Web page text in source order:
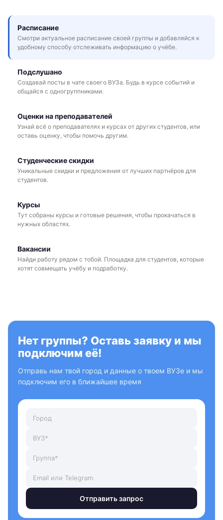
Расписание
Смотри актуальное расписание своей группы и добавляйся к
удобному способу отслеживать информацию о учёбе.
Подслушано
Создавай посты в чате своего ВУЗа. Будь в курсе событий и
общайся с одногруппниками.
Оценки на преподавателей
Узнай всё о преподавателях и курсах от других студентов, или
оставь оценку, чтобы помочь другим.
Студенческие скидки
Уникальные скидки и предложения от лучших партнёров для
студентов.
Курсы
Тут собраны курсы и готовые решения, чтобы прокачаться в
нужных областях.
Вакансии
Найди работу рядом с тобой. Площадка для студентов, которые
хотят совмещать учёбу и подработку.
Нет группы? Оставь заявку и мы
подключим её!
Отправь нам твой город и данные о твоем ВУЗе и мы
подключим его в ближайшее время
Отправить запрос